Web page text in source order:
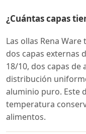
¿Cuántas capas
Las ollas Rena
dos capas externas
18/10, dos capas de
distribución
aluminio puro. Este
temperatura
alimentos.